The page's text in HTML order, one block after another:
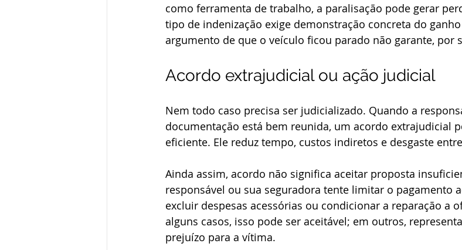
como ferramenta de trabalho, a paralisação pode gerar
tipo de indenização exige demonstração concreta do
argumento de que o veículo ficou parado não garante, por
Acordo extrajudicial ou ação judicial
Nem todo caso precisa ser judicializado. Quando a
documentação está bem reunida, um acordo extrajudicial
eficiente. Ele reduz tempo, custos indiretos e desgaste
Ainda assim, acordo não significa aceitar proposta
responsável ou sua seguradora tente limitar o pagamento
excluir despesas acessórias ou condicionar a reparação a
alguns casos, isso pode ser aceitável; em outros,
prejuízo para a vítima.